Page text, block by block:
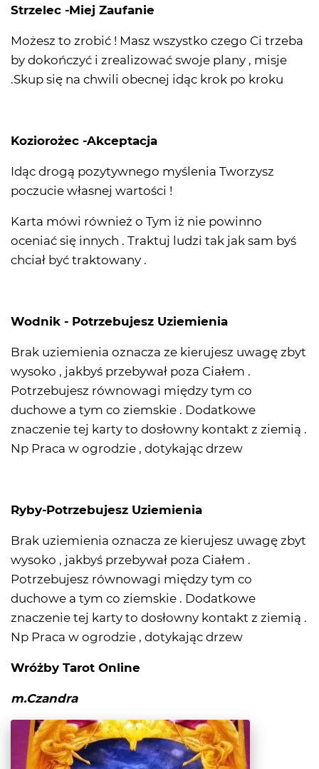
Strzelec -Miej Zaufanie
Możesz to zrobić ! Masz wszystko czego Ci trzeba
by dokończyć i zrealizować swoje plany , misje
.Skup się na chwili obecnej idąc krok po kroku
Koziorożec -Akceptacja
Idąc drogą pozytywnego myślenia Tworzysz
poczucie własnej wartości !
Karta mówi również o Tym iż nie powinno
oceniać się innych . Traktuj ludzi tak jak sam byś
chciał być traktowany .
Wodnik - Potrzebujesz Uziemienia
Brak uziemienia oznacza ze kierujesz uwagę zbyt
wysoko , jakbyś przebywał poza Ciałem .
Potrzebujesz równowagi między tym co
duchowe a tym co ziemskie . Dodatkowe
znaczenie tej karty to dosłowny kontakt z ziemią .
Np Praca w ogrodzie , dotykając drzew
Ryby-Potrzebujesz Uziemienia
Brak uziemienia oznacza ze kierujesz uwagę zbyt
wysoko , jakbyś przebywał poza Ciałem .
Potrzebujesz równowagi między tym co
duchowe a tym co ziemskie . Dodatkowe
znaczenie tej karty to dosłowny kontakt z ziemią .
Np Praca w ogrodzie , dotykając drzew
Wróżby Tarot Online
m.Czandra